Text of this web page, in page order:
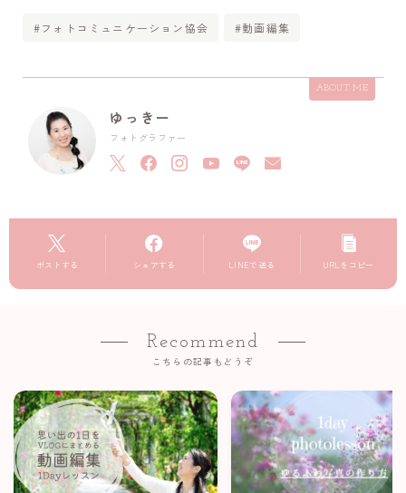
#フォトコミュニケーション協会 #動画編集
ABOUT ME
ゆっきー
フォトグラファー
ポストする シェアする LINEで送る URLをコピー
Recommend
こちらの記事もどうぞ